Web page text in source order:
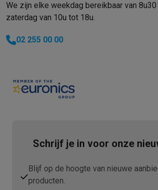
We zijn elke weekdag bereikbaar van
zaterdag van 10u tot 18u.
02 255 00 00
Schrijf je in voor onze
Blijf op de hoogte van nieuwe
producten.